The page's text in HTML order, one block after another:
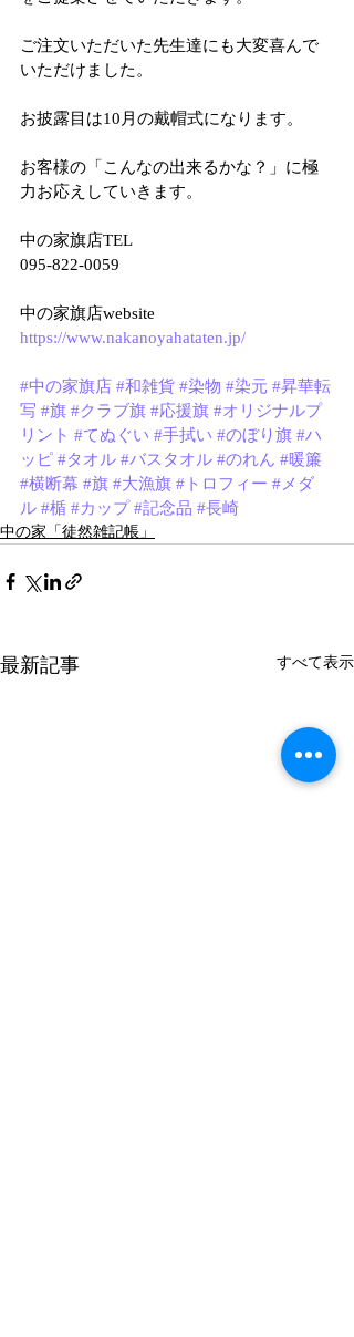
ご注文いただいた先生達にも大変喜んで
いただけました。
お披露目は10月の戴帽式になります。
お客様の「こんなの出来るかな？」に極
力お応えしていきます。
中の家旗店TEL
095-822-0059
中の家旗店website
https://www.nakanoyahataten.jp/
#中の家旗店 #和雑貨 #染物 #染元 #昇華転
写 #旗 #クラブ旗 #応援旗 #オリジナルプ
リント #てぬぐい #手拭い #のぼり旗 #ハ
ッピ #タオル #バスタオル #のれん #暖簾
#横断幕 #旗 #大漁旗 #トロフィー #メダ
ル #楯 #カップ #記念品 #長崎
中の家「徒然雑記帳」
最新記事 すべて表示